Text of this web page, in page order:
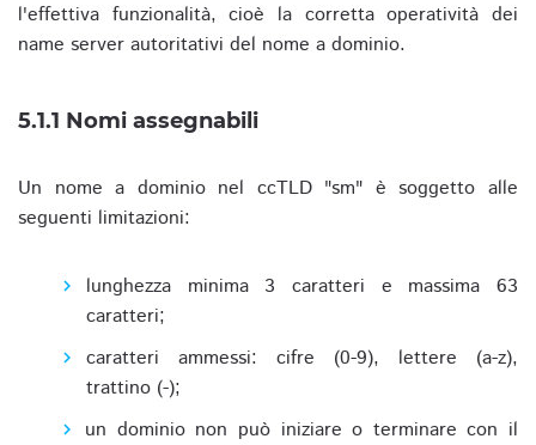
l'effettiva funzionalità, cioè la corretta operatività dei
name server autoritativi del nome a dominio.
5.1.1 Nomi assegnabili
Un nome a dominio nel ccTLD "sm" è soggetto alle
seguenti limitazioni:
lunghezza minima 3 caratteri e massima 63
caratteri;
caratteri ammessi: cifre (0-9), lettere (a-z),
trattino (-);
un dominio non può iniziare o terminare con il